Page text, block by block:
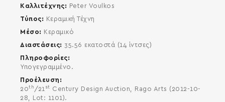
Καλλιτέχνης
Peter Voulkos
Τύπος
Κεραμική Τέχνη
Μέσο
Κεραμικό
Διαστάσεις
35.56 εκατοστά (14 ίντσες)
Πληροφορίες
Υπογεγραμμένο.
Προέλευση
20th /21 st Century Design Auction, Rago Arts (2012-10-
28, Lot: 1101).